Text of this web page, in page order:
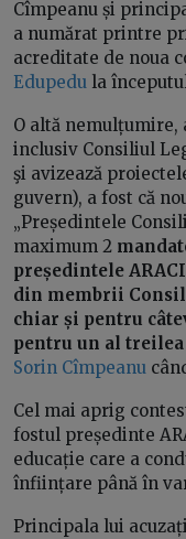
Cîmpeanu și
a numărat printre
acreditate de noua
Edupedu la
O altă nemulțumire,
inclusiv Consiliul
şi avizează
guvern), a fost că
„Președintele
maximum 2
președintele
din membrii
chiar și pentru
pentru un al
Sorin Cîmpeanu
Cel mai aprig
fostul președinte
educație care a
înființare până în
Principala lui